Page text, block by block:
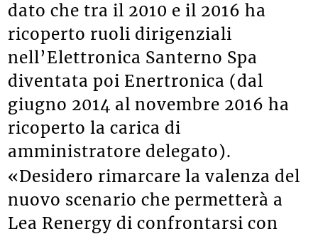
dato che tra il 2010 e il 2016 ha
ricoperto ruoli dirigenziali
nell’Elettronica Santerno Spa
diventata poi Enertronica (dal
giugno 2014 al novembre 2016 ha
ricoperto la carica di
amministratore delegato).
«Desidero rimarcare la valenza del
nuovo scenario che permetterà a
Lea Renergy di confrontarsi con